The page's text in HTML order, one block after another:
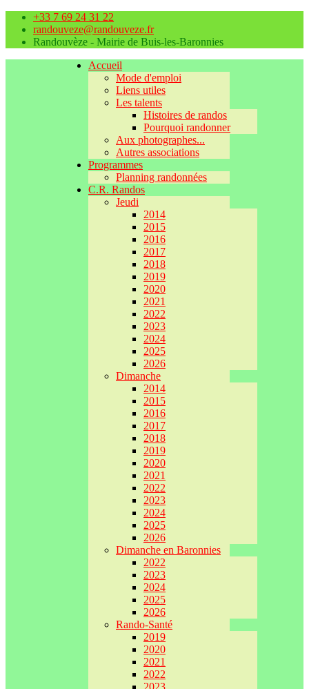
+33 7 69 24 31 22
randouveze@randouveze.fr
Randouvèze - Mairie de Buis-les-Baronnies
Accueil
Mode d'emploi
Liens utiles
Les talents
Histoires de randos
Pourquoi randonner
Aux photographes...
Autres associations
Programmes
Planning randonnées
C.R. Randos
Jeudi
2014
2015
2016
2017
2018
2019
2020
2021
2022
2023
2024
2025
2026
Dimanche
2014
2015
2016
2017
2018
2019
2020
2021
2022
2023
2024
2025
2026
Dimanche en Baronnies
2022
2023
2024
2025
2026
Rando-Santé
2019
2020
2021
2022
2023